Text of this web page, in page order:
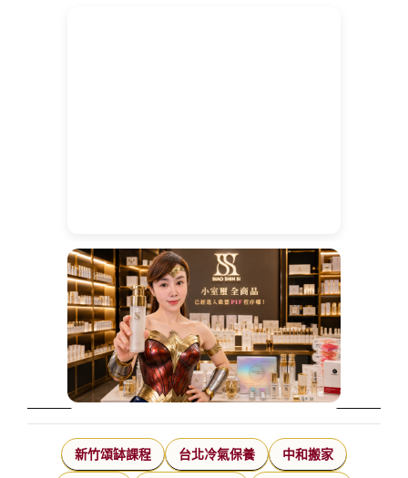
新竹頌缽課程 台北冷氣保養 中和搬家